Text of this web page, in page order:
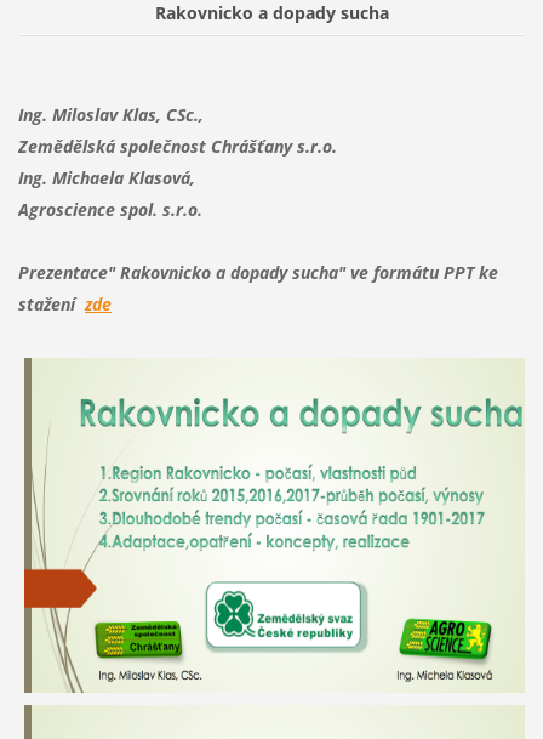
Rakovnicko a dopady sucha
Ing. Miloslav Klas, CSc.,
Zemědělská společnost Chrášťany s.r.o.
Ing. Michaela Klasová,
Agroscience spol. s.r.o.
Prezentace" Rakovnicko a dopady sucha" ve formátu PPT ke
stažení zde